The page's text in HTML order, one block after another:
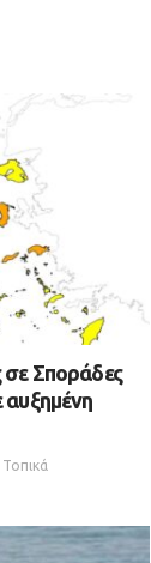
σε Σποράδες
Τοπικά